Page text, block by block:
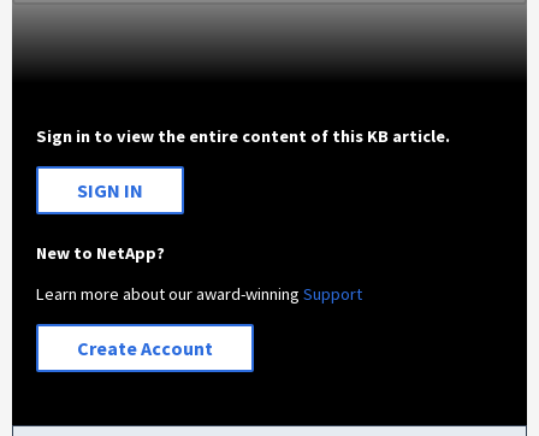
Sign in to view the entire content of this KB article.
SIGN IN
New to NetApp?
Learn more about our award-winningSupport
Create Account